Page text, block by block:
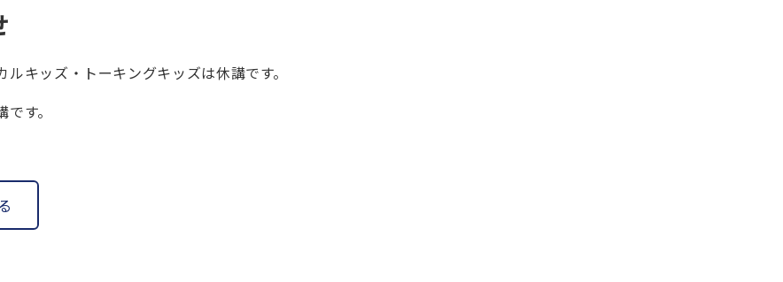
キッズ・トーキングキッズは休講です。
す。